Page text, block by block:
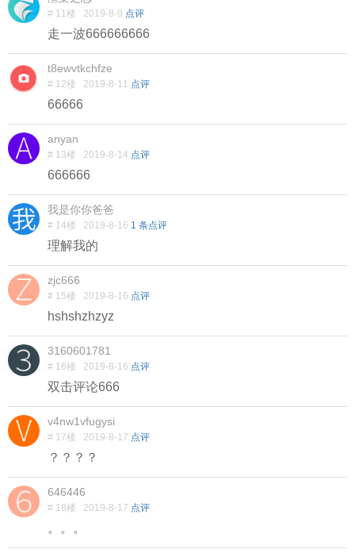
# 11楼 2019-8-9 点评
走一波666666666
t8ewvtkchfze
# 12楼 2019-8-11 点评
66666
anyan
# 13楼 2019-8-14 点评
666666
我是你你爸爸
# 14楼 2019-8-16 1 条点评
理解我的
zjc666
# 15楼 2019-8-16 点评
hshshzhzyz
3160601781
# 16楼 2019-8-16 点评
双击评论666
v4nw1vfugysi
# 17楼 2019-8-17 点评
？？？？
646446
# 18楼 2019-8-17 点评
。。。